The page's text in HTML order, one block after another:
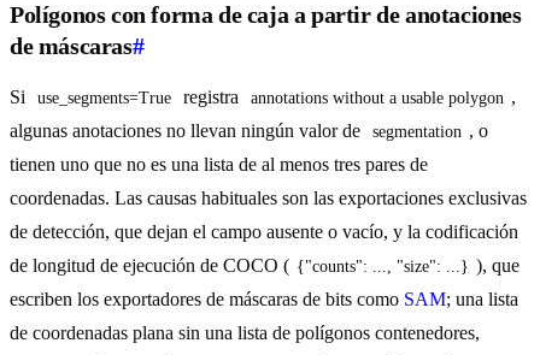
Polígonos con forma de caja a partir de anotaciones
de máscaras#
Si use_segments=True registra annotations without a usable polygon ,
algunas anotaciones no llevan ningún valor de
segmentation , o
tienen uno que no es una lista de al menos tres pares de
coordenadas. Las causas habituales son las exportaciones exclusivas
de detección, que dejan el campo ausente o vacío, y la codificación
de longitud de ejecución de COCO ( {"counts": ..., "size": ...} ), que
escriben los exportadores de máscaras de bits como SAM; una lista
de coordenadas plana sin una lista de polígonos contenedores,